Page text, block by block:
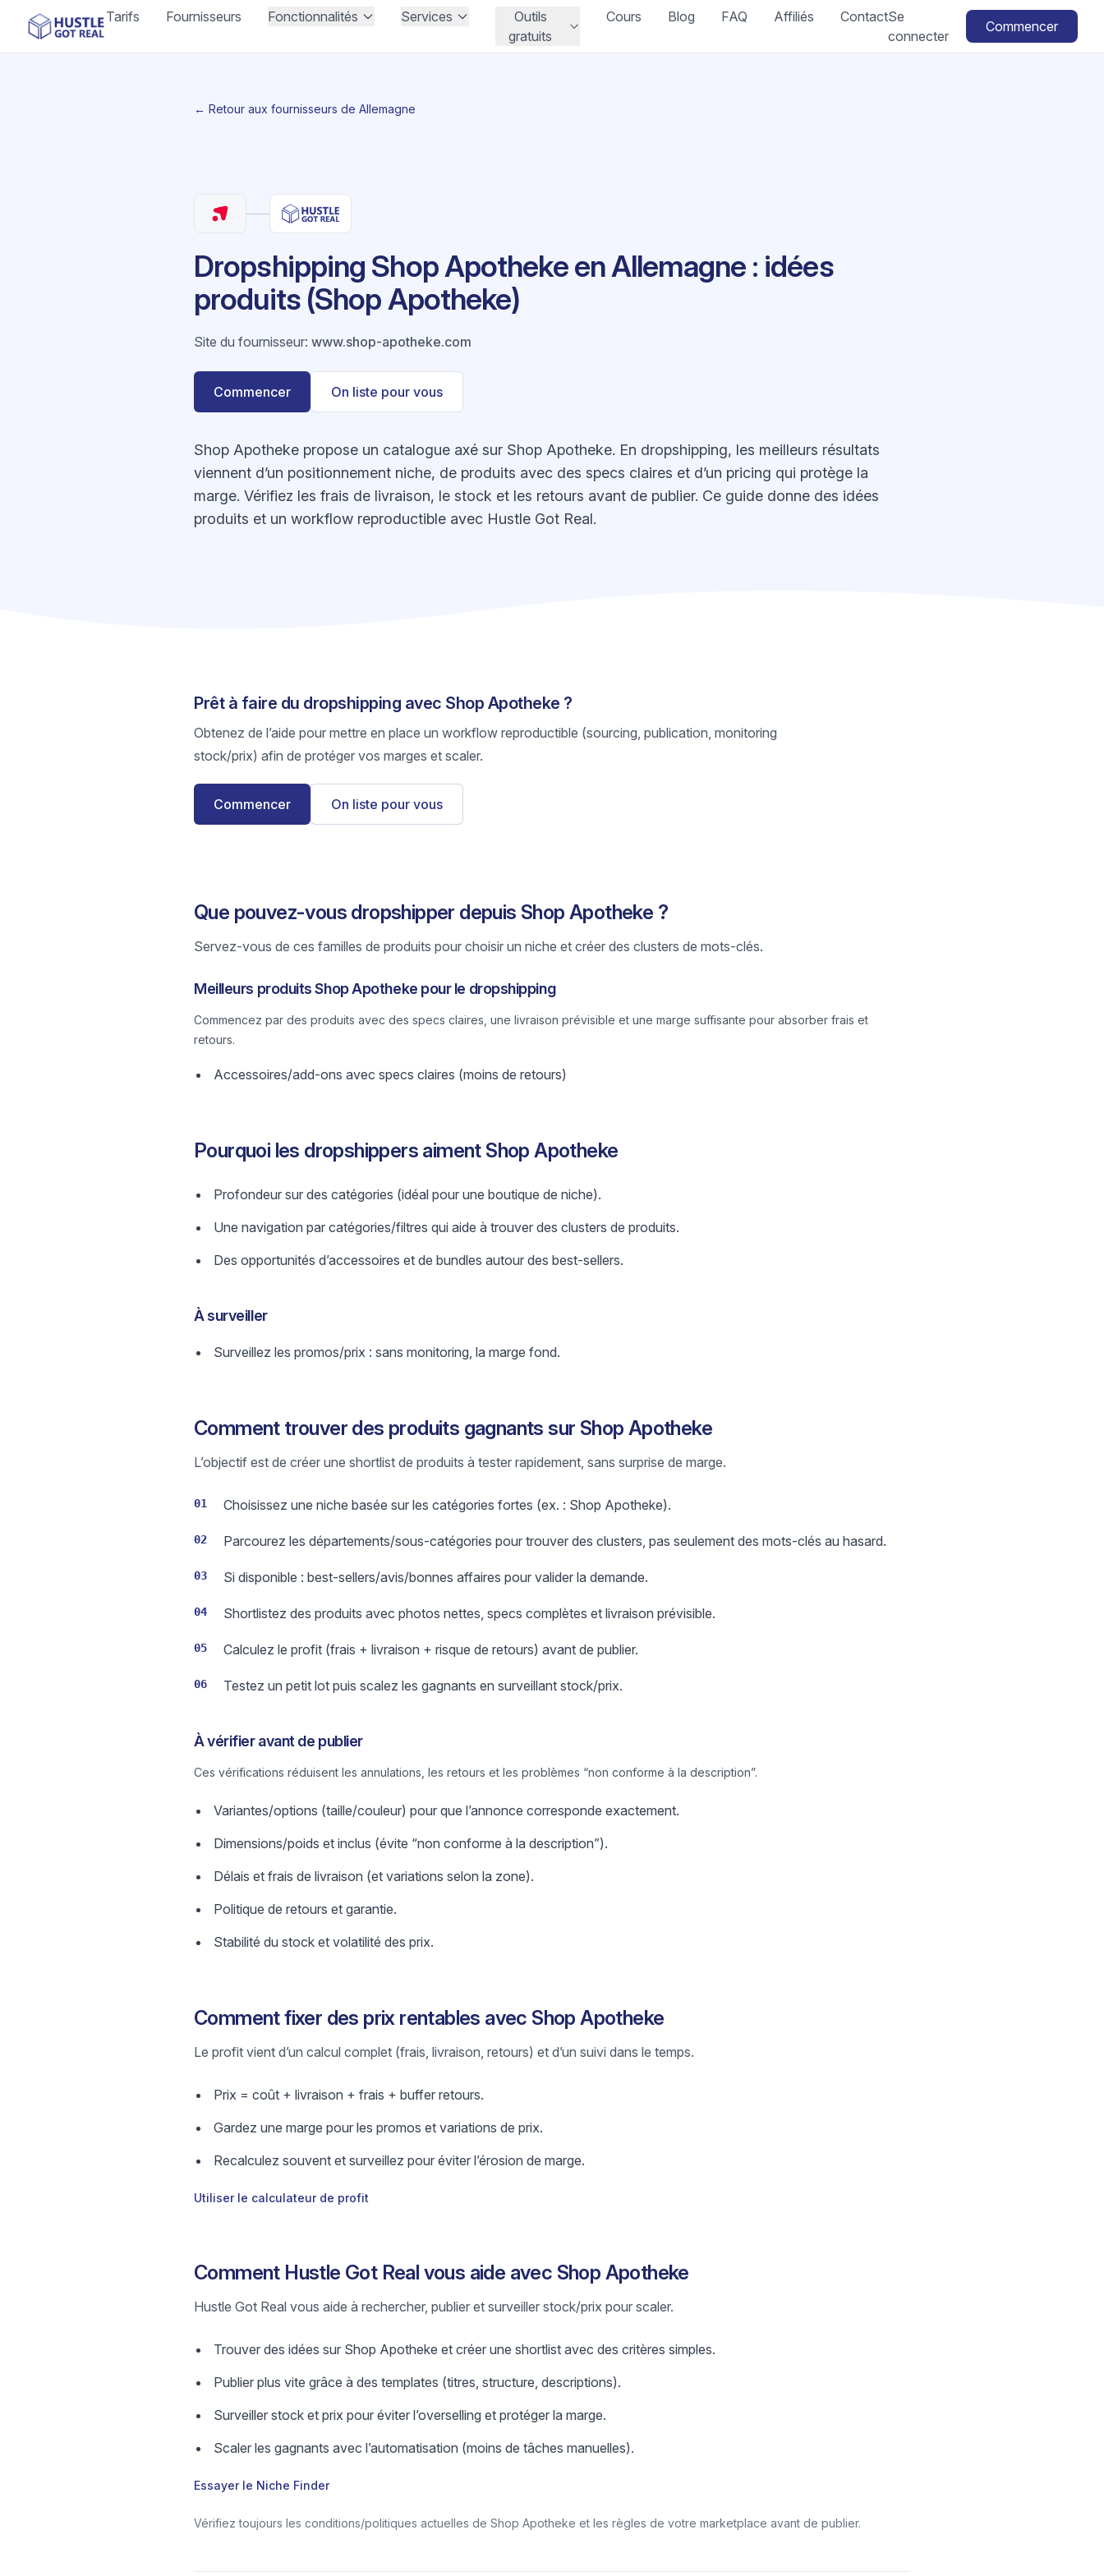
Tarifs Fournisseurs Fonctionnalités Services
Outils
gratuits
Cours Blog FAQ Affiliés ContactSe
connecter
Commencer
← Retour aux fournisseurs de Allemagne
Dropshipping Shop Apotheke en Allemagne : idées
produits (Shop Apotheke)
Site du fournisseur: www.shop-apotheke.com
Commencer On liste pour vous
Shop Apotheke propose un catalogue axé sur Shop Apotheke. En dropshipping, les meilleurs résultats
viennent d’un positionnement niche, de produits avec des specs claires et d’un pricing qui protège la
marge. Vérifiez les frais de livraison, le stock et les retours avant de publier. Ce guide donne des idées
produits et un workflow reproductible avec Hustle Got Real.
Prêt à faire du dropshipping avec Shop Apotheke ?
Obtenez de l’aide pour mettre en place un workflow reproductible (sourcing, publication, monitoring
stock/prix) afin de protéger vos marges et scaler.
Commencer On liste pour vous
Que pouvez-vous dropshipper depuis Shop Apotheke ?
Servez-vous de ces familles de produits pour choisir un niche et créer des clusters de mots-clés.
Meilleurs produits Shop Apotheke pour le dropshipping
Commencez par des produits avec des specs claires, une livraison prévisible et une marge suffisante pour absorber frais et
retours.
Accessoires/add-ons avec specs claires (moins de retours)
Pourquoi les dropshippers aiment Shop Apotheke
Profondeur sur des catégories (idéal pour une boutique de niche).
Une navigation par catégories/filtres qui aide à trouver des clusters de produits.
Des opportunités d’accessoires et de bundles autour des best-sellers.
À surveiller
Surveillez les promos/prix : sans monitoring, la marge fond.
Comment trouver des produits gagnants sur Shop Apotheke
L’objectif est de créer une shortlist de produits à tester rapidement, sans surprise de marge.
01 Choisissez une niche basée sur les catégories fortes (ex. : Shop Apotheke).
02 Parcourez les départements/sous-catégories pour trouver des clusters, pas seulement des mots-clés au hasard.
03 Si disponible : best-sellers/avis/bonnes affaires pour valider la demande.
04 Shortlistez des produits avec photos nettes, specs complètes et livraison prévisible.
05 Calculez le profit (frais + livraison + risque de retours) avant de publier.
06 Testez un petit lot puis scalez les gagnants en surveillant stock/prix.
À vérifier avant de publier
Ces vérifications réduisent les annulations, les retours et les problèmes “non conforme à la description”.
Variantes/options (taille/couleur) pour que l’annonce corresponde exactement.
Dimensions/poids et inclus (évite “non conforme à la description”).
Délais et frais de livraison (et variations selon la zone).
Politique de retours et garantie.
Stabilité du stock et volatilité des prix.
Comment fixer des prix rentables avec Shop Apotheke
Le profit vient d’un calcul complet (frais, livraison, retours) et d’un suivi dans le temps.
Prix = coût + livraison + frais + buffer retours.
Gardez une marge pour les promos et variations de prix.
Recalculez souvent et surveillez pour éviter l’érosion de marge.
Utiliser le calculateur de profit
Comment Hustle Got Real vous aide avec Shop Apotheke
Hustle Got Real vous aide à rechercher, publier et surveiller stock/prix pour scaler.
Trouver des idées sur Shop Apotheke et créer une shortlist avec des critères simples.
Publier plus vite grâce à des templates (titres, structure, descriptions).
Surveiller stock et prix pour éviter l’overselling et protéger la marge.
Scaler les gagnants avec l’automatisation (moins de tâches manuelles).
Essayer le Niche Finder
Vérifiez toujours les conditions/politiques actuelles de Shop Apotheke et les règles de votre marketplace avant de publier.